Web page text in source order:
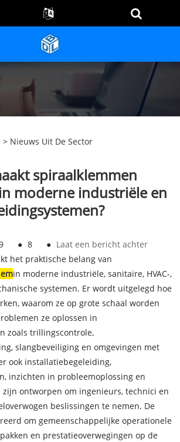
> Nieuws Uit De Sector
spiraalklemmen
moderne industriële en
● 8 ● Laat een bericht achter
het praktische belang van
in moderne industriële, sanitaire, HVAC-,
systemen. Er wordt uitgelegd hoe
waarom ze op grote schaal worden
ze oplossen in
zoals trillingscontrole,
slangbeveiliging en omgevingen met
ook installatiebegeleiding,
inzichten in probleemoplossing en
ontworpen om ingenieurs, technici en
beslissingen te nemen. De
om gemeenschappelijke operationele
en prestatieoverwegingen op de